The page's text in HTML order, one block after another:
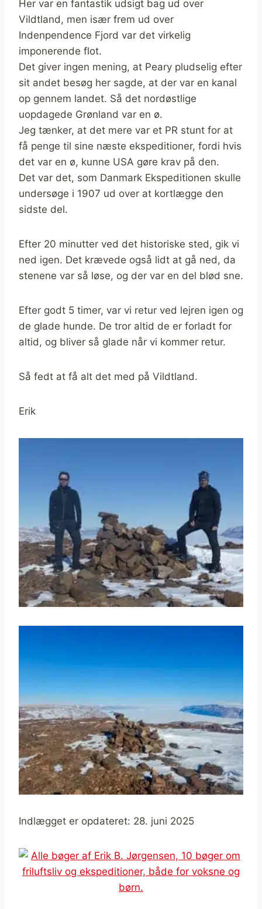
Her var en fantastik udsigt bag ud over
Vildtland, men især frem ud over
Indenpendence Fjord var det virkelig
imponerende flot.
Det giver ingen mening, at Peary pludselig efter
sit andet besøg her sagde, at der var en kanal
op gennem landet. Så det nordøstlige
uopdagede Grønland var en ø.
Jeg tænker, at det mere var et PR stunt for at
få penge til sine næste ekspeditioner, fordi hvis
det var en ø, kunne USA gøre krav på den.
Det var det, som Danmark Ekspeditionen skulle
undersøge i 1907 ud over at kortlægge den
sidste del.
Efter 20 minutter ved det historiske sted, gik vi
ned igen. Det krævede også lidt at gå ned, da
stenene var så løse, og der var en del blød sne.
Efter godt 5 timer, var vi retur ved lejren igen og
de glade hunde. De tror altid de er forladt for
altid, og bliver så glade når vi kommer retur.
Så fedt at få alt det med på Vildtland.
Erik
Indlægget er opdateret: 28. juni 2025